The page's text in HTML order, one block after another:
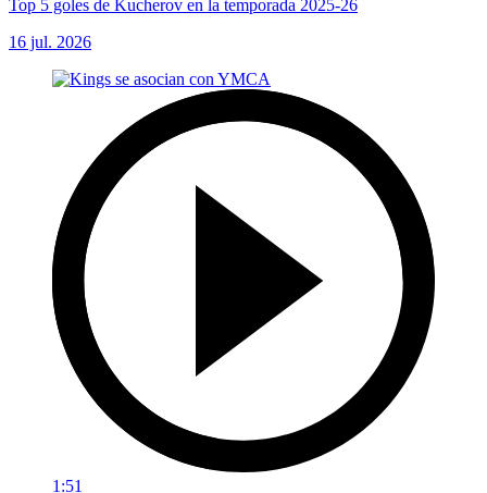
Top 5 goles de Kucherov en la temporada 2025-26
16 jul. 2026
1:51